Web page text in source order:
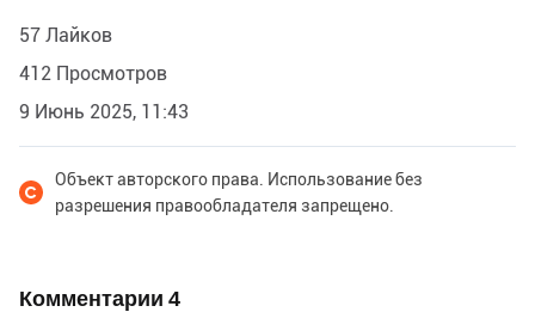
57 Лайков
412 Просмотров
9 Июнь 2025, 11:43
Объект авторского права. Использование без
разрешения правообладателя запрещено.
Комментарии 4